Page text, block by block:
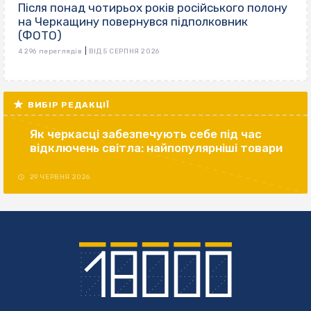
Після понад чотирьох років російського полону
на Черкащину повернувся підполковник
(ФОТО)
4 296 переглядів ВІД 5 СЕРПНЯ 2026
ВИБІР РЕДАКЦІЇ
Як черкасці забезпечують себе під час
відключень світла: найпопулярніші товари
29 ЧЕРВНЯ 2026